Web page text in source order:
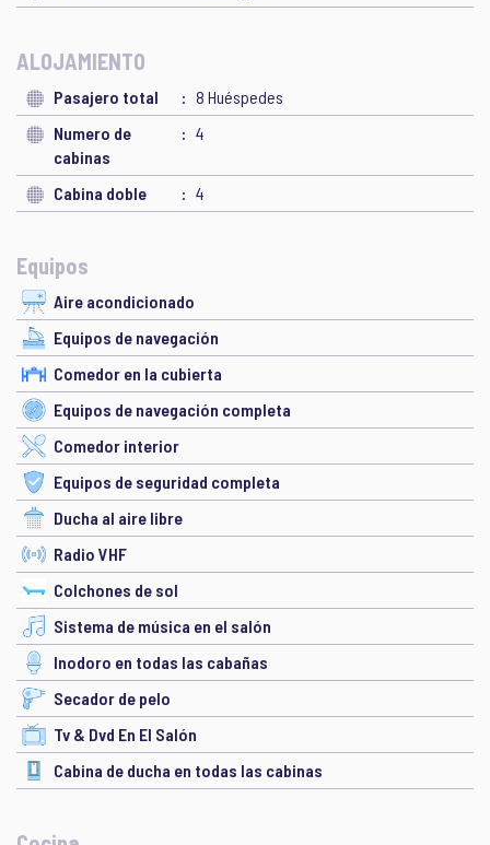
ALOJAMIENTO
Pasajero total
8 Huéspedes
Numero de
cabinas
4
Cabina doble 4
Equipos
Aire acondicionado
Equipos de navegación
Comedor en la cubierta
Equipos de navegación completa
Comedor interior
Equipos de seguridad completa
Ducha al aire libre
Radio VHF
Colchones de sol
Sistema de música en el salón
Inodoro en todas las cabañas
Secador de pelo
Tv & Dvd En El Salón
Cabina de ducha en todas las cabinas